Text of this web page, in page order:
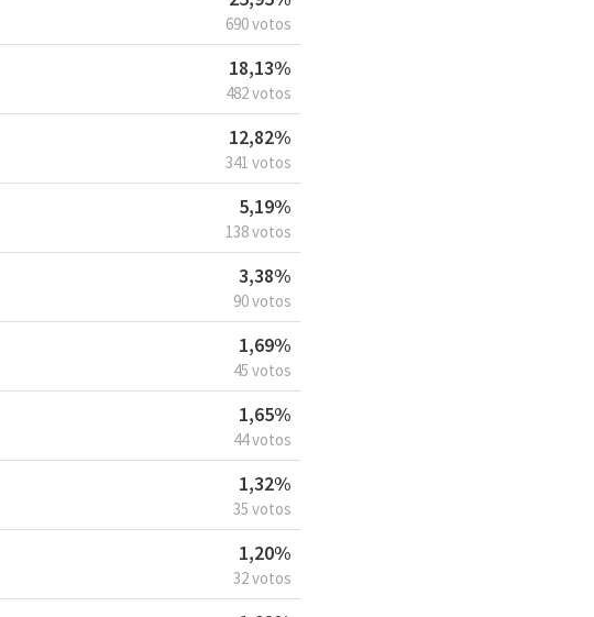
690 votos
18,13%
482 votos
12,82%
341 votos
5,19%
138 votos
3,38%
90 votos
1,69%
45 votos
1,65%
44 votos
1,32%
35 votos
1,20%
32 votos